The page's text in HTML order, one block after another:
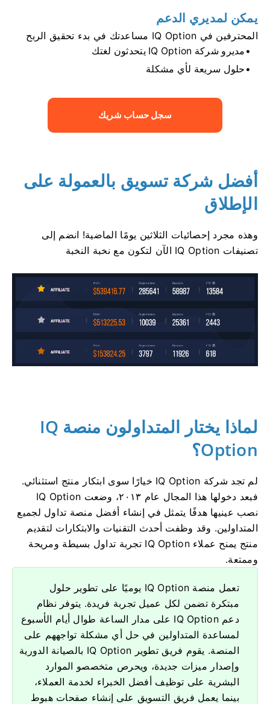
يمكن لمديري الدعم
المحترفين في IQ Option مساعدتك في بدء تحقيق الربح
مديرو شركة IQ Option يتحدثون لغتك
حلول سريعة لأي مشكلة
سجل حساب شريك
أفضل شركة تسويق بالعمولة على
الإطلاق
وهذه مجرد إحصائيات الثلاثين يومًا الماضية! انضم إلى
تصنيفات IQ Option الآن لتكون مع نخبة النخبة
لماذا يختار المتداولون منصة IQ
Option؟
لم تجد شركة IQ Option خيارًا سوى ابتكار منتج استثنائي.
فبعد دخولها هذا المجال عام ٢٠١٣، وضعت IQ Option
نصب عينيها هدفًا يتمثل في إنشاء أفضل منصة تداول لجميع
المتداولين. وقد وظفت أحدث التقنيات والابتكارات لتقديم
منتج يمنح عملاء IQ Option تجربة تداول بسيطة ومريحة
وممتعة.
تعمل منصة IQ Option يوميًا على تطوير حلول
مبتكرة تضمن لكل عميل تجربة فريدة. يتوفر نظام
دعم IQ Option على مدار الساعة طوال أيام الأسبوع
لمساعدة المتداولين في حل أي مشكلة تواجههم على
المنصة. يقوم فريق تطوير IQ Option بالصيانة الدورية
وإصدار ميزات جديدة، ويحرص متخصصو الموارد
البشرية على توظيف أفضل الخبراء لخدمة العملاء،
بينما يعمل فريق التسويق على إنشاء صفحات هبوط